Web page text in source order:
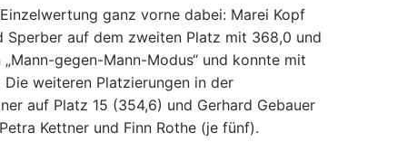
ganz vorne dabei: Marei Kopf
auf dem zweiten Platz mit 368,0 und
gegen-Mann-Modus“ und konnte mit
weiteren Platzierungen in der
auf Platz 15 (354,6) und Gerhard Gebauer
Kettner und Finn Rothe (je fünf).